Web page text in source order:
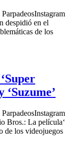
despidió en el
de los
Bros.: La película‘
de los videojuegos